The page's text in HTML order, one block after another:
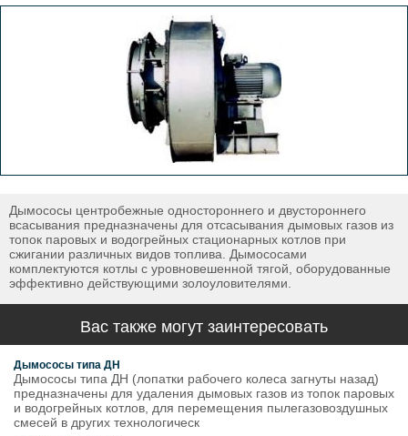
Дымососы центробежные одностороннего и двустороннего
всасывания предназначены для отсасывания дымовых газов из
топок паровых и водогрейных стационарных котлов при
сжигании различных видов топлива. Дымососами
комплектуются котлы с уровновешенной тягой, оборудованные
эффективно действующими золоуловителями.
Вас также могут заинтересовать
Дымососы типа ДН
Дымососы типа ДН (лопатки рабочего колеса загнуты назад)
предназначены для удаления дымовых газов из топок паровых
и водогрейных котлов, для перемещения пылегазовоздушных
смесей в других технологическ